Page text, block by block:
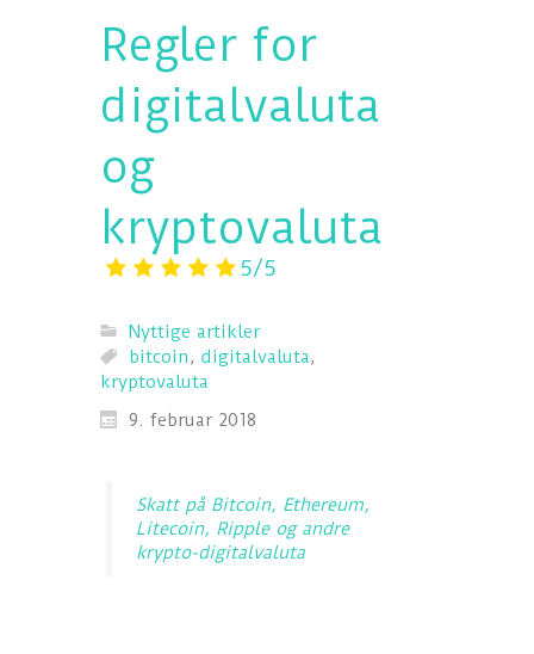
Regler for
digitalvaluta
og
kryptovaluta
5/5
Nyttige artikler
bitcoin, digitalvaluta,
kryptovaluta
9. februar 2018
Skatt på Bitcoin, Ethereum,
Litecoin, Ripple og andre
krypto-digitalvaluta